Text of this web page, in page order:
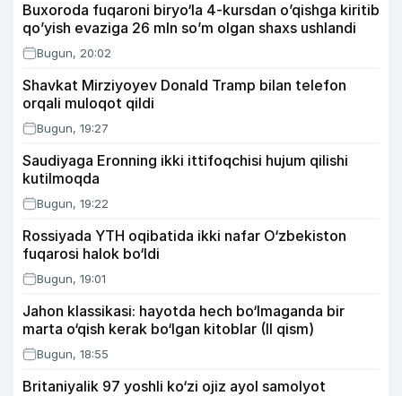
Buxoroda fuqaroni biryo‘la 4-kursdan o’qishga kiritib
qo’yish evaziga 26 mln so’m olgan shaxs ushlandi
Bugun, 20:02
Shavkat Mirziyoyev Donald Tramp bilan telefon
orqali muloqot qildi
Bugun, 19:27
Saudiyaga Eronning ikki ittifoqchisi hujum qilishi
kutilmoqda
Bugun, 19:22
Rossiyada YTH oqibatida ikki nafar O‘zbekiston
fuqarosi halok bo‘ldi
Bugun, 19:01
Jahon klassikasi: hayotda hech bo‘lmaganda bir
marta o‘qish kerak bo‘lgan kitoblar (II qism)
Bugun, 18:55
Britaniyalik 97 yoshli ko‘zi ojiz ayol samolyot